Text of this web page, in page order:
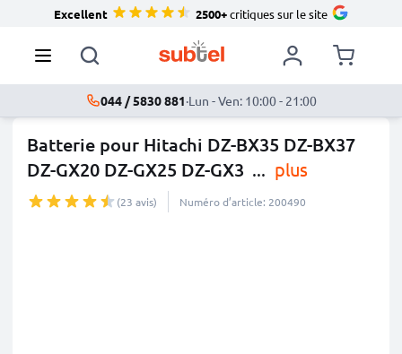
Excellent 2500+critiques sur le site
044 / 5830 881·Lun - Ven: 10:00 - 21:00
Batterie pour Hitachi DZ-BX35 DZ-BX37
DZ-GX20 DZ-GX25 DZ-GX3 ... plus
(23 avis) Numéro d’article: 200490